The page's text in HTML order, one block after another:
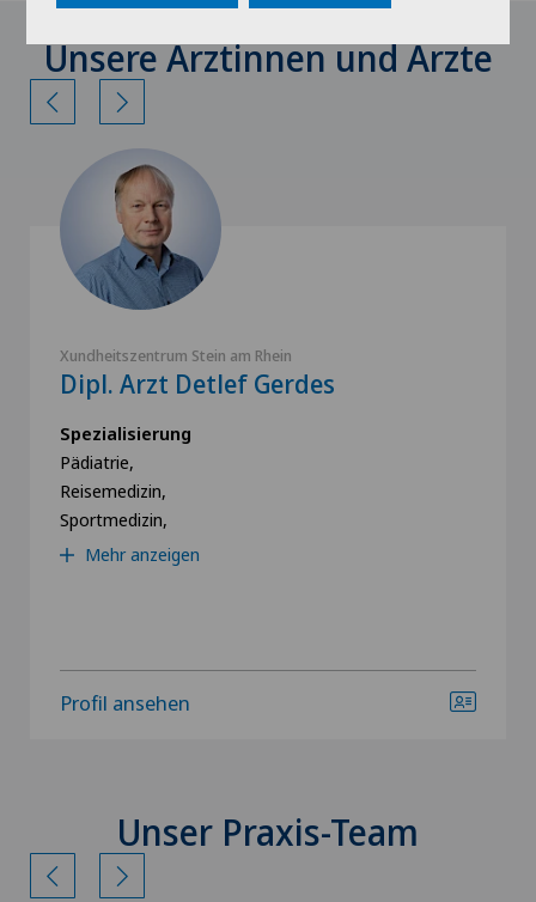
Unsere Ärztinnen und Ärzte
Xundheitszentrum Stein am Rhein
Dipl. Arzt Detlef Gerdes
Spezialisierung
Pädiatrie,
Reisemedizin,
Sportmedizin,
Mehr anzeigen
Profil ansehen
Unser Praxis-Team